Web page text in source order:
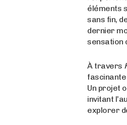
éléments
sans fin,
dernier
sensation
À travers
Un projet
invitant
explorer